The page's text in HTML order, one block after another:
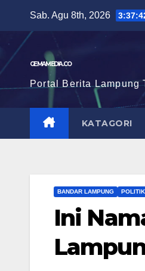
content
Sab. Agu 8th, 2026
GEMAMEDIA.CO
Portal Berita Lampung
KATAGORI
BANDAR LAMPUNG POLITIK
Ini